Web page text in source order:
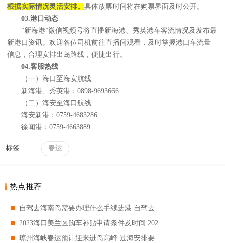
根据实际情况灵活安排。 具体放票时间将在购票界面及时公开。
03.港口动态
“新海港”微信视频号将直播新海港、秀英港车客流情况及发布最
新港口资讯。欢迎各位司机前往直播间观看，及时掌握港口车流量
信息，合理安排出岛路线，便捷出行。
04.客服热线
（一）海口至海安航线
新海港、秀英港：0898-9693666
（二）海安至海口航线
海安新港：0759-4683286
徐闻港：0759-4663889
标签 春运
热点推荐